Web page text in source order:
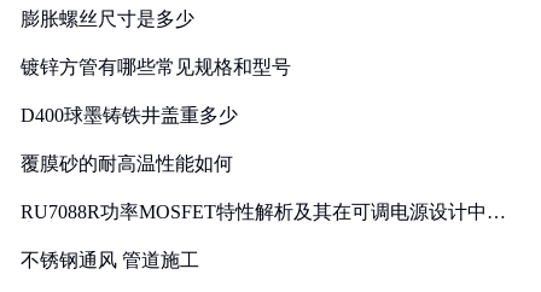
膨胀螺丝尺寸是多少
镀锌方管有哪些常见规格和型号
D400球墨铸铁井盖重多少
覆膜砂的耐高温性能如何
RU7088R功率MOSFET特性解析及其在可调电源设计中的
不锈钢通风 管道施工